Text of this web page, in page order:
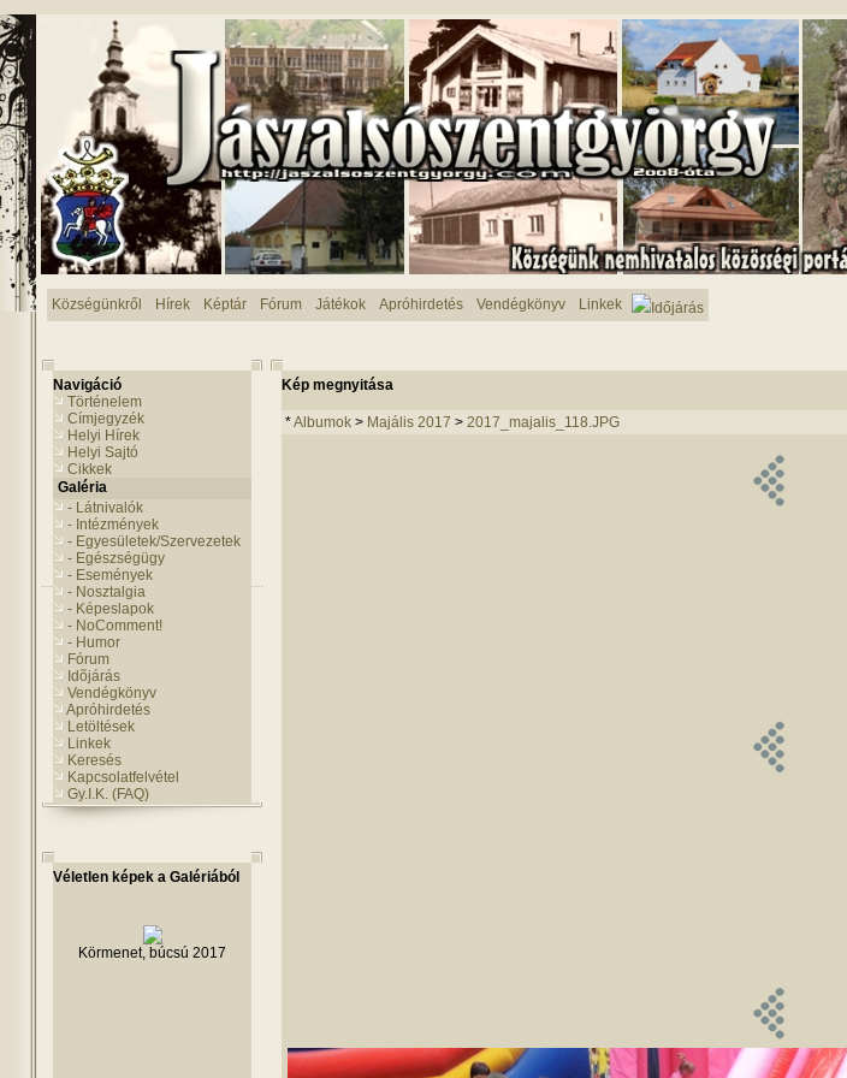
Községünkről Hírek Képtár Fórum Játékok Apróhirdetés Vendégkönyv Linkek Időjárás
Navigáció
Történelem
Címjegyzék
Helyi Hírek
Helyi Sajtó
Cikkek
Galéria
- Látnivalók
- Intézmények
- Egyesületek/Szervezetek
- Egészségügy
- Események
- Nosztalgia
- Képeslapok
- NoComment!
- Humor
Fórum
Idõjárás
Vendégkönyv
Apróhirdetés
Letöltések
Linkek
Keresés
Kapcsolatfelvétel
Gy.I.K. (FAQ)
Véletlen képek a Galériából
Körmenet, búcsú 2017
Kép megnyitása
*Albumok > Majális 2017 > 2017_majalis_118.JPG